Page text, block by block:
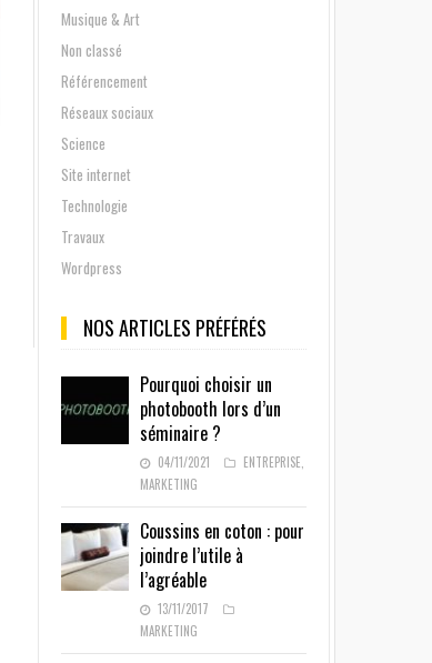
Musique & Art
Non classé
Référencement
Réseaux sociaux
Science
Site internet
Technologie
Travaux
Wordpress
NOS ARTICLES PRÉFÉRÉS
Pourquoi choisir un
photobooth lors d’un
séminaire ?
04/11/2021 ENTREPRISE
MARKETING
Coussins en coton : pour
joindre l’utile à
l’agréable
13/11/2017
MARKETING